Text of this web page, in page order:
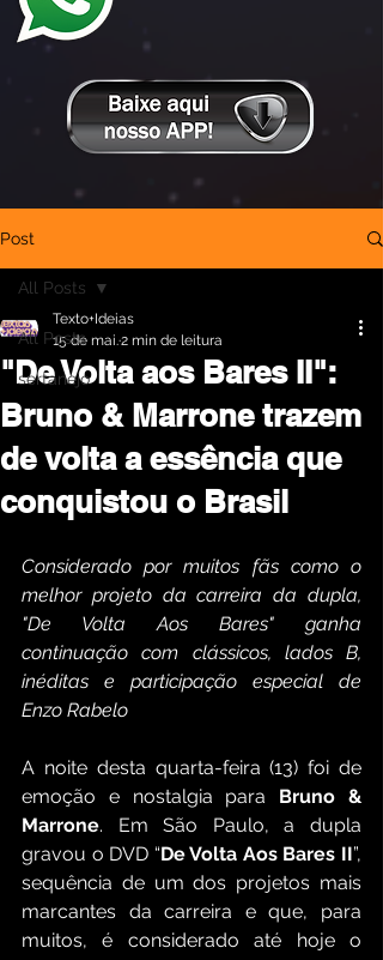
Post
All Posts
sertanejo
All Posts
"De Volta aos Bares II":
Bruno & Marrone trazem
de volta a essência que
conquistou o Brasil
Texto+Ideias
15 de mai.2 min de leitura
Considerado por muitos fãs como o
melhor projeto da carreira da dupla,
"De Volta Aos Bares" ganha
continuação com clássicos, lados B,
inéditas e participação especial de
Enzo Rabelo
A noite desta quarta-feira (13) foi de
emoção e nostalgia para Bruno &
Marrone. Em São Paulo, a dupla
gravou o DVD “De Volta Aos Bares II”,
sequência de um dos projetos mais
marcantes da carreira e que, para
muitos, é considerado até hoje o